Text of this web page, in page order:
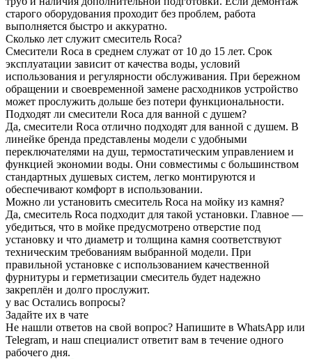
старого оборудования проходит без проблем, работа
выполняется быстро и аккуратно.
Сколько лет служит смеситель Roca?
Смесители Roca в среднем служат от 10 до 15 лет. Срок
эксплуатации зависит от качества воды, условий
использования и регулярности обслуживания. При бережном
обращении и своевременной замене расходников устройство
может прослужить дольше без потери функциональности.
Подходят ли смесители Roca для ванной с душем?
Да, смесители Roca отлично подходят для ванной с душем. В
линейке бренда представлены модели с удобными
переключателями на душ, термостатическим управлением и
функцией экономии воды. Они совместимы с большинством
стандартных душевых систем, легко монтируются и
обеспечивают комфорт в использовании.
Можно ли установить смеситель Roca на мойку из камня?
Да, смеситель Roca подходит для такой установки. Главное —
убедиться, что в мойке предусмотрено отверстие под
установку и что диаметр и толщина камня соответствуют
техническим требованиям выбранной модели. При
правильной установке с использованием качественной
фурнитуры и герметизации смеситель будет надежно
закреплён и долго прослужит.
у вас Остались вопросы?
Задайте их в чате
Не нашли ответов на свой вопрос? Напишите в WhatsApp или
Telegram, и наш специалист ответит вам в течение одного
рабочего дня.